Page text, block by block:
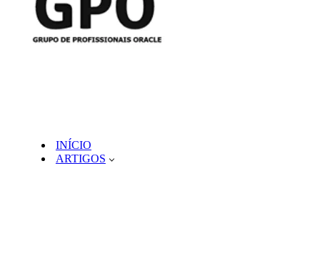
INÍCIO
ARTIGOS